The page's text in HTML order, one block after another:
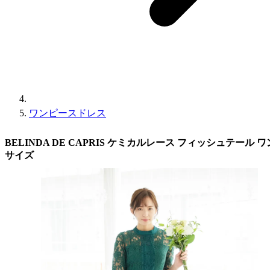
ワンピースドレス
BELINDA DE CAPRIS ケミカルレース フィッシュテール ワ
サイズ